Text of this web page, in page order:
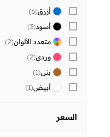
M
(
3
)
L
(
3
)
XL
(
2
)
أزرق(
6
)
أسود(
3
)
متعدد الألوان(
2
)
وردي(
2
)
بني(
1
)
أبيض(
1
)
السعر